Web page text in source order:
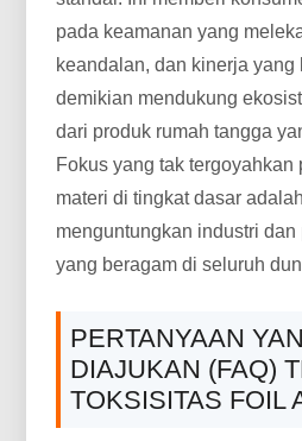
pada keamanan yang
keandalan, dan kinerja yang
demikian mendukung
dari produk rumah tangga
Fokus yang tak tergoyahkan
materi di tingkat dasar
menguntungkan industri
yang beragam di seluruh
PERTANYAAN
DIAJUKAN (FAQ)
TOKSISITAS FOIL